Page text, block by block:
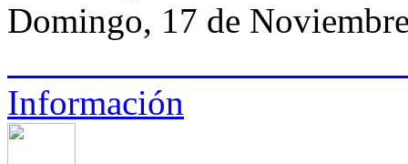
Domingo, 17 de
Información